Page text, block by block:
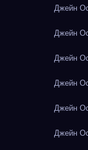
Джейн
Джейн
Джейн
Джейн
Джейн
Джейн